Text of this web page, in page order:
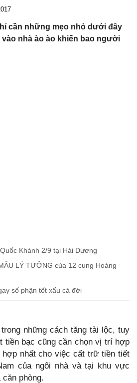
cần những mẹo nhỏ dưới đây
vào nhà ào ào khiến bao người
Khánh 2/9 tại Hải Dương
LÝ TƯỞNG của 12 cung Hoàng
số phận tốt xấu cả đời
những cách tăng tài lộc, tuy
tiền bạc cũng cần chọn vị trí hợp
hợp nhất cho việc cất trữ tiền tiết
của ngôi nhà và tại khu vực
phòng.